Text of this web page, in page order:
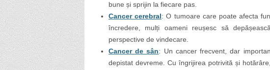
bune și sprijin la fiecare pas.
Cancer cerebral: O tumoare care poate afecta
încredere, mulți oameni reușesc să
perspective de vindecare.
Cancer de sân: Un cancer frecvent, dar
depistat devreme. Cu îngrijirea potrivită și